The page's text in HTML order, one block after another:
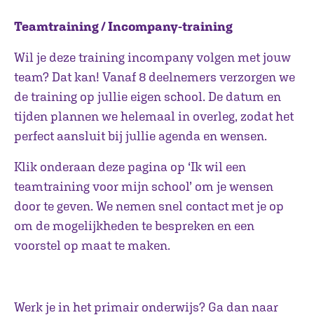
Teamtraining / Incompany-training
Wil je deze training incompany volgen met jouw
team? Dat kan! Vanaf 8 deelnemers verzorgen we
de training op jullie eigen school. De datum en
tijden plannen we helemaal in overleg, zodat het
perfect aansluit bij jullie agenda en wensen.
Klik onderaan deze pagina op ‘Ik wil een
teamtraining voor mijn school’ om je wensen
door te geven. We nemen snel contact met je op
om de mogelijkheden te bespreken en een
voorstel op maat te maken.
Werk je in het primair onderwijs? Ga dan naar